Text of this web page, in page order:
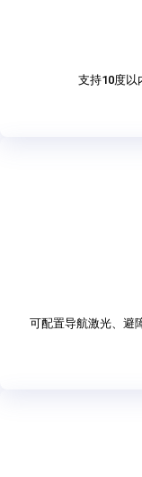
支持10度以
可配置导航激光、避